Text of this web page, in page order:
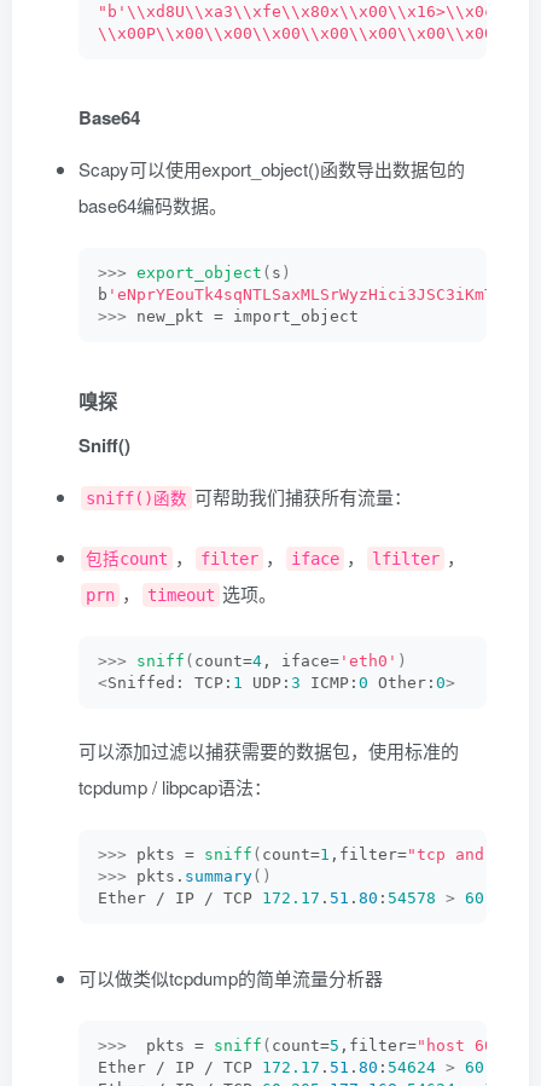
Base64
Scapy可以使用export_object()函数导出数据包的
base64编码数据。
>>> export_object ( s )
b
>>> new_pkt = import_object
嗅探
Sniff()
sniff()函数 可帮助我们捕获所有流量：
包括count ， filter ， iface ， lfilter ，
prn ， timeout 选项。
>>> sniff ( count=4 , iface= 'eth0' )
<Sniffed: TCP: 1 UDP: 3 ICMP: 0 Other: 0>
可以添加过滤以捕获需要的数据包，使用标准的
tcpdump / libpcap语法：
>>> pkts = sniff ( count=1 ,filter="tcp and host
>>> pkts. summary()
Ether / IP / TCP 172.17 . 51 . 80 : 54578 > 60.205
可以做类似tcpdump的简单流量分析器
>>>
  pkts =
sniff ( count=5 ,filter="host
Ether / IP / TCP 172.17 . 51 . 80 : 54624 > 60.205